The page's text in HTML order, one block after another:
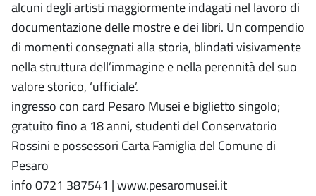
alcuni degli artisti maggiormente indagati nel lavoro di
documentazione delle mostre e dei libri. Un compendio
di momenti consegnati alla storia, blindati visivamente
nella struttura dell’immagine e nella perennità del suo
valore storico, ‘ufficiale’.
ingresso con card Pesaro Musei e biglietto singolo;
gratuito fino a 18 anni, studenti del Conservatorio
Rossini e possessori Carta Famiglia del Comune di
Pesaro
info 0721 387541 | www.pesaromusei.it